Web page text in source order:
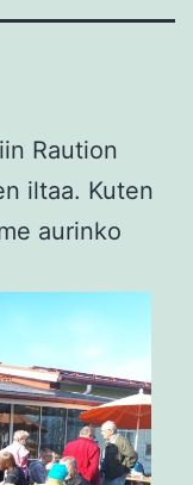
Raution
iltaa. Kuten
aurinko